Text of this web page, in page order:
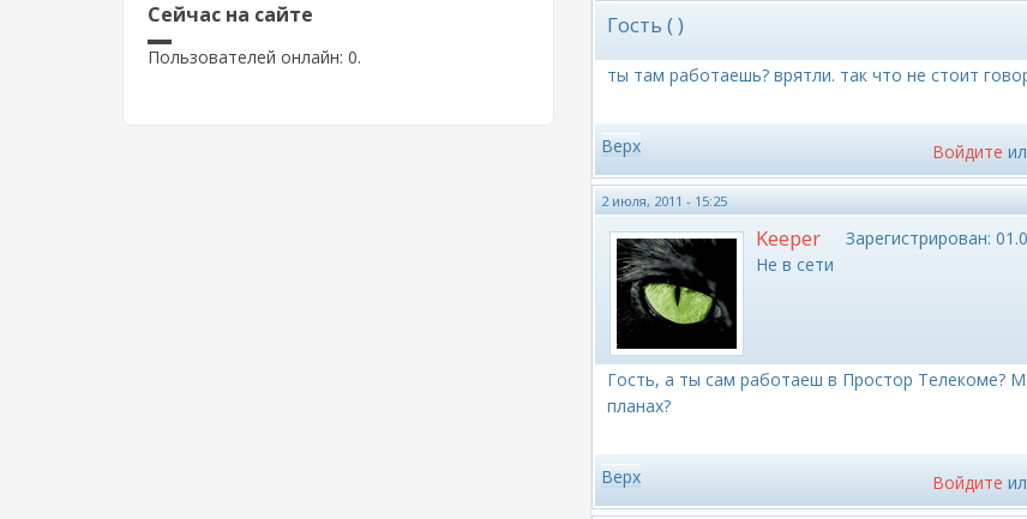
Сейчас на сайте
Пользователей онлайн: 0.
Гость ( )
ты там работаешь? врятли. так что не стоит
Верх Войдите
2 июля, 2011 - 15:25
Keeper
Не в сети
Зарегистрирован:
Гость, а ты сам работаеш в Простор Телекоме?
планах?
Верх Войдите